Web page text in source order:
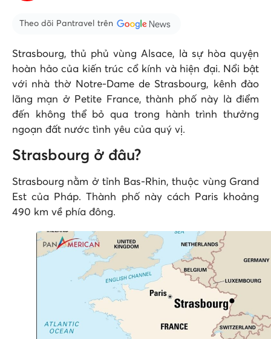
Theo dõi Pantravel trên
Strasbourg, thủ phủ vùng Alsace, là sự hòa quyện
hoàn hảo của kiến trúc cổ kính và hiện đại. Nổi bật
với nhà thờ Notre-Dame de Strasbourg, kênh đào
lãng mạn ở Petite France, thành phố này là điểm
đến không thể bỏ qua trong hành trình thưởng
ngoạn đất nước tình yêu của quý vị.
Strasbourg ở đâu?
Strasbourg nằm ở tỉnh Bas-Rhin, thuộc vùng Grand
Est của Pháp. Thành phố này cách Paris khoảng
490 km về phía đông.